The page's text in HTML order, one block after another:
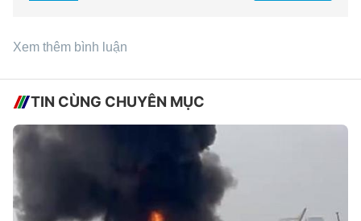
Xem thêm bình luận
TIN CÙNG CHUYÊN MỤC